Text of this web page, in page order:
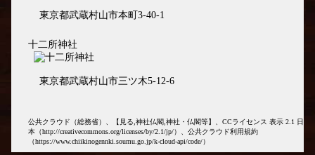
東京都武蔵村山市本町3-40-1
十二所神社
東京都武蔵村山市三ツ木5-12-6
公共クラウド（総務省）、【見る,神社仏閣,神社・仏閣等】、CCライセンス 表示 2.1 日
本（http://creativecommons.org/licenses/by/2.1/jp/）、公共クラウド利用規約
（https://www.chiikinogennki.soumu.go.jp/k-cloud-api/code/）